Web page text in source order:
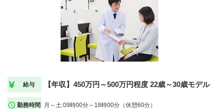
給与 【年収】450万円～500万円程度 22歳～30歳モデル
勤務時間 月～土:09時00分～18時00分（休憩60分）